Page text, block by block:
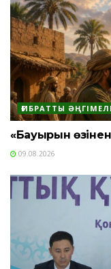
ҒИБРАТТЫ
«Бауырын
09.08.2026